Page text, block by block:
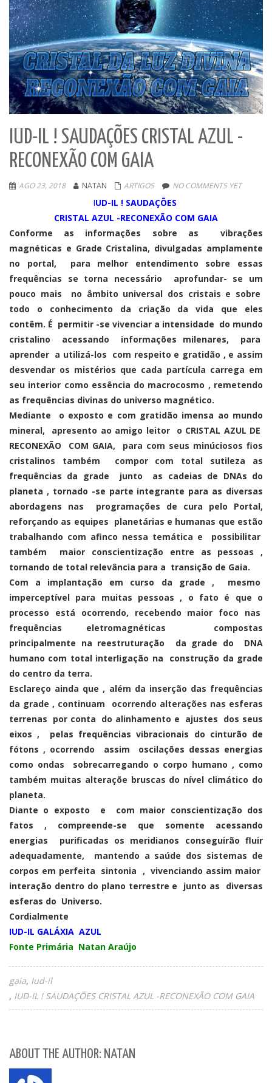
IUD-IL ! SAUDAÇÕES CRISTAL AZUL -
RECONEXÃO COM GAIA
AGO 23, 2018 NATAN ARTIGOS NO COMMENTS YET
IUD-IL ! SAUDAÇÕES
CRISTAL AZUL -RECONEXÃO COM GAIA
Conforme as informações sobre as vibrações
magnéticas e Grade Cristalina, divulgadas amplamente
no portal, para melhor entendimento sobre essas
frequências se torna necessário aprofundar- se um
pouco mais no âmbito universal dos cristais e sobre
todo o conhecimento da criação da vida que eles
contêm. É permitir -se vivenciar a intensidade do mundo
cristalino acessando informações milenares, para
aprender a utilizá-los com respeito e gratidão , e assim
desvendar os mistérios que cada partícula carrega em
seu interior como essência do macrocosmo , remetendo
as frequências divinas do universo magnético.
Mediante o exposto e com gratidão imensa ao mundo
mineral, apresento ao amigo leitor o CRISTAL AZUL DE
RECONEXÃO COM GAIA, para com seus minúciosos fios
cristalinos também compor com total sutileza as
frequências da grade junto as cadeias de DNAs do
planeta , tornado -se parte integrante para as diversas
abordagens nas programações de cura pelo Portal,
reforçando as equipes planetárias e humanas que estão
trabalhando com afinco nessa temática e possibilitar
também maior conscientização entre as pessoas ,
tornando de total relevância para a transição de Gaia.
Com a implantação em curso da grade , mesmo
imperceptível para muitas pessoas , o fato é que o
processo está ocorrendo, recebendo maior foco nas
frequências eletromagnéticas compostas
principalmente na reestruturação da grade do DNA
humano com total interligação na construção da grade
do centro da terra.
Esclareço ainda que , além da inserção das frequências
da grade , continuam ocorrendo alterações nas esferas
terrenas por conta do alinhamento e ajustes dos seus
eixos , pelas frequências vibracionais do cinturão de
fótons , ocorrendo assim oscilações dessas energias
como ondas sobrecarregando o corpo humano , como
também muitas alteraçõe bruscas do nível climático do
planeta.
Diante o exposto e com maior conscientização dos
fatos , compreende-se que somente acessando
energias purificadas os meridianos conseguirão fluir
adequadamente, mantendo a saúde dos sistemas de
corpos em perfeita sintonia , vivenciando assim maior
interação dentro do plano terrestre e junto as diversas
esferas do Universo.
Cordialmente
IUD-IL GALÁXIA AZUL
Fonte Primária Natan Araújo
gaia Iud-il
IUD-IL ! SAUDAÇÕES CRISTAL AZUL -RECONEXÃO COM GAIA
ABOUT THE AUTHOR: NATAN